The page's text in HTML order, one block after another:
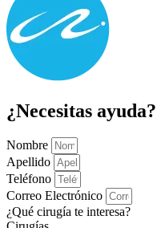
¿Necesitas ayuda?
Nombre
Apellido
Teléfono
Correo Electrónico
¿Qué cirugía te interesa?